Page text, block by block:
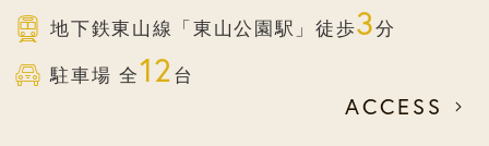
地下鉄東山線 「東山公園駅」徒歩3分
駐車場 全12台
ACCESS